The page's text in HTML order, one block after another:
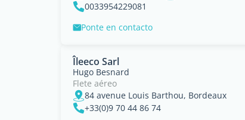
0033954229081
Ponte en contacto
Îleeco Sarl
Hugo Besnard
Flete aéreo
84 avenue Louis Barthou, Bordeaux
+33(0)9 70 44 86 74